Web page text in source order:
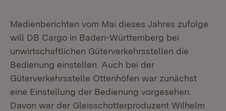
Medienberichten vom Mai dieses Jahres zufolge
will DB Cargo in Baden-Württemberg bei
unwirtschaftlichen Güterverkehrsstellen die
Bedienung einstellen. Auch bei der
Güterverkehrsstelle Ottenhöfen war zunächst
eine Einstellung der Bedienung vorgesehen.
Davon war der Gleisschotterproduzent Wilhelm